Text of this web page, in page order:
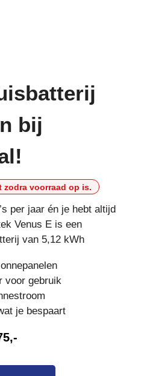
bij
voorraad op is.
per jaar én je hebt altijd
Venus E is een
van 5,12 kWh
voor gebruik
je bespaart